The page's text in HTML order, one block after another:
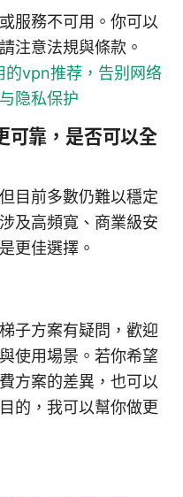
服務不可用。你可以
注意法規與條款。
vpn推荐，告别网络
隐私保护
可靠，是否可以全
目前多數仍難以穩定
及高頻寬、商業級安
更佳選擇。
子方案有疑問，歡迎
使用場景。若你希望
方案的差異，也可以
的，我可以幫你做更